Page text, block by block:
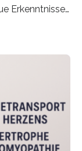
Erkenntnisse
Studie,
Mini-Tumore
–
können, um
besten
das künftig
Therapie